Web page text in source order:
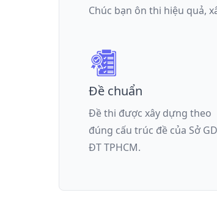
Chúc bạn ôn thi hiệu quả,
Đề chuẩn
Đề thi được xây dựng theo
đúng cấu trúc đề của Sở
ĐT TPHCM.